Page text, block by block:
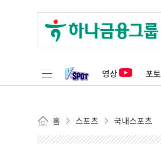
영상 포토
홈 스포츠 국내스포츠